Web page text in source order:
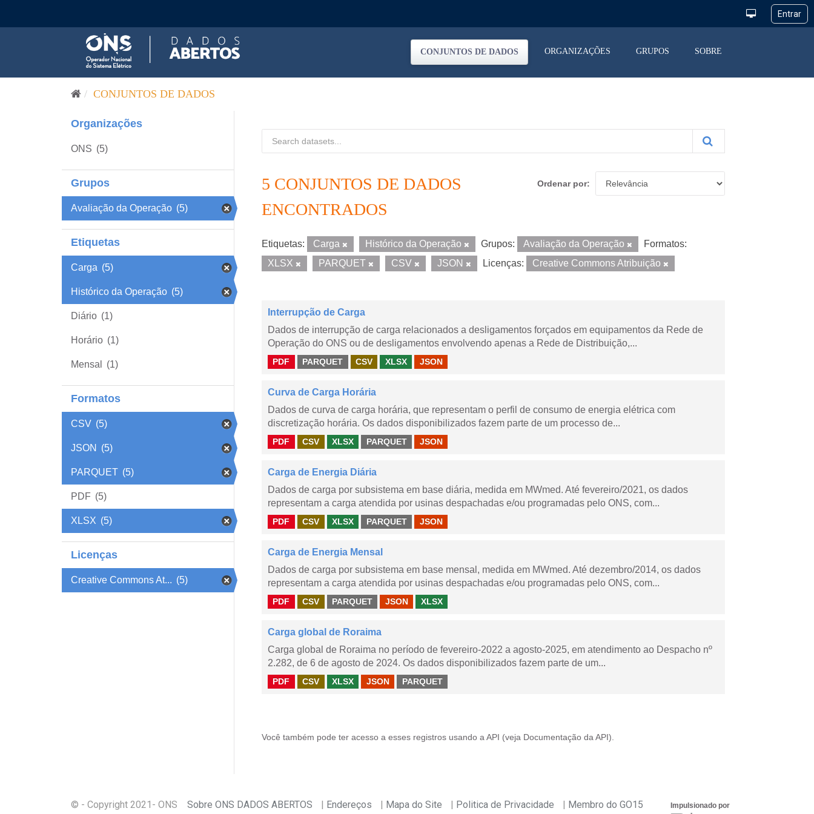
CONJUNTOS DE DADOS ORGANIZAÇÕES GRUPOS SOBRE
CONJUNTOS DE DADOS
Organizações
ONS (5)
Grupos
Avaliação da Operação (5)
Etiquetas
Carga (5)
Histórico da Operação (5)
Diário (1)
Horário (1)
Mensal (1)
Formatos
CSV (5)
JSON (5)
PARQUET (5)
PDF (5)
XLSX (5)
Licenças
Creative Commons At... (5)
Ordenar por
5 CONJUNTOS DE DADOS
ENCONTRADOS
Etiquetas: Carga Histórico da Operação Grupos: Avaliação da Operação
Formatos:
XLSX
PARQUET CSV JSON Licenças: Creative Commons Atribuição
Interrupção de Carga
Dados de interrupção de carga relacionados a desligamentos forçados em equipamentos da Rede de
Operação do ONS ou de desligamentos envolvendo apenas a Rede de Distribuição,...
PDF PARQUET CSV XLSX JSON
Curva de Carga Horária
Dados de curva de carga horária, que representam o perfil de consumo de energia elétrica com
discretização horária. Os dados disponibilizados fazem parte de um processo de...
PDF CSV XLSX PARQUET JSON
Carga de Energia Diária
Dados de carga por subsistema em base diária, medida em MWmed. Até fevereiro/2021, os dados
representam a carga atendida por usinas despachadas e/ou programadas pelo ONS, com...
PDF CSV XLSX PARQUET JSON
Carga de Energia Mensal
Dados de carga por subsistema em base mensal, medida em MWmed. Até dezembro/2014, os dados
representam a carga atendida por usinas despachadas e/ou programadas pelo ONS, com...
PDF CSV PARQUET JSON XLSX
Carga global de Roraima
Carga global de Roraima no período de fevereiro-2022 a agosto-2025, em atendimento ao Despacho nº
2.282, de 6 de agosto de 2024. Os dados disponibilizados fazem parte de um...
PDF CSV XLSX JSON PARQUET
Você também pode ter acesso a esses registros usando a API (veja Documentação da API ).
© - Copyright 2021 - ONS Sobre ONS DADOS ABERTOS Endereços Mapa do Site Politica de Privacidade Membro do GO15 Impulsionado por